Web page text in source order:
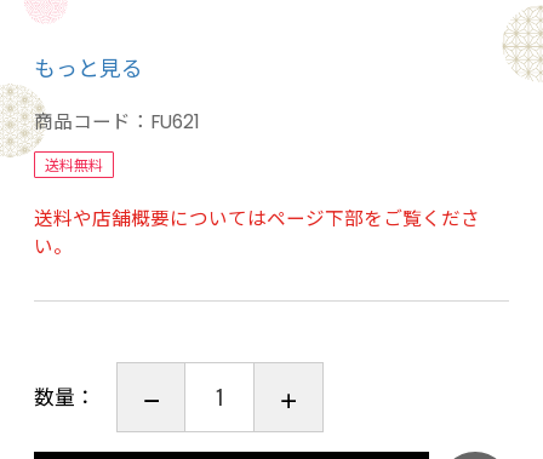
ご協力頂いたイラストレーター：momobuta 様
（ペンネーム）
【プロフィール】栃木県出身のイラストレータ
ー様。
2004年から2016年まで少女漫画誌を中心に漫画
を投稿。2017年にTシャツデザインコンペにて
イラストデザインを採用され、
それ以降フリーのイラストレーターとして情報
中心に活動されています。
【Twitter】
https://twitter.com/momobutaboo
もっと見る
商品コード： FU621
送料無料
送料や店舗概要についてはページ下部をご覧くださ
い。
数量：